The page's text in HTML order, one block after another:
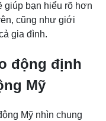
giúp bạn hiểu rõ hơn
cũng như giới
gia đình.
động định
Mỹ
Mỹ nhìn chung